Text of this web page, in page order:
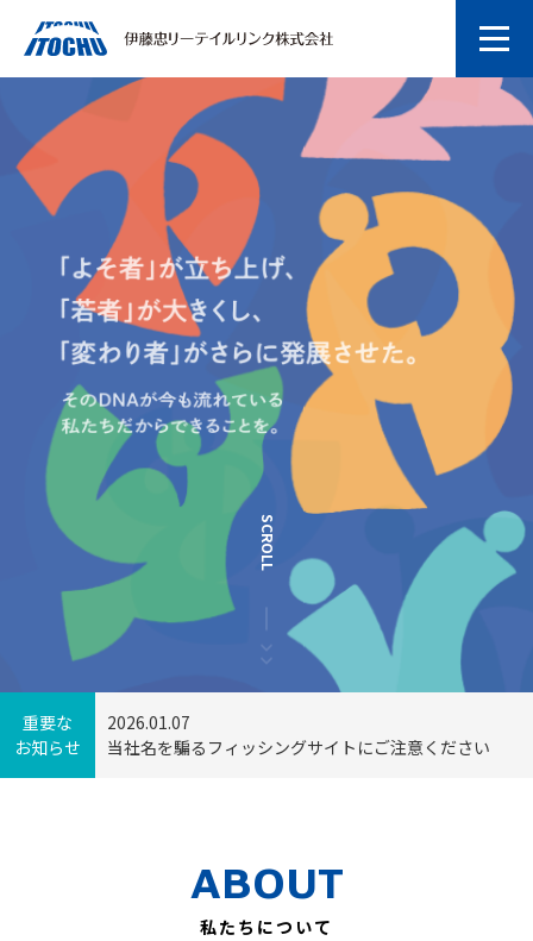
SCROLL
重要な
お知らせ
2026.01.07
当社名を騙るフィッシングサイトにご注意ください
ABOUT
私たちについて